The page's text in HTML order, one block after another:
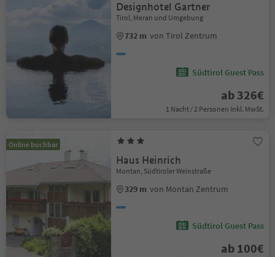
Designhotel Gartner
Tirol, Meran und Umgebung
732 m von Tirol Zentrum
Südtirol Guest Pass
ab 326€
1 Nacht / 2 Personen Inkl. MwSt.
Online buchbar
Haus Heinrich
Montan, Südtiroler Weinstraße
329 m von Montan Zentrum
Südtirol Guest Pass
ab 100€